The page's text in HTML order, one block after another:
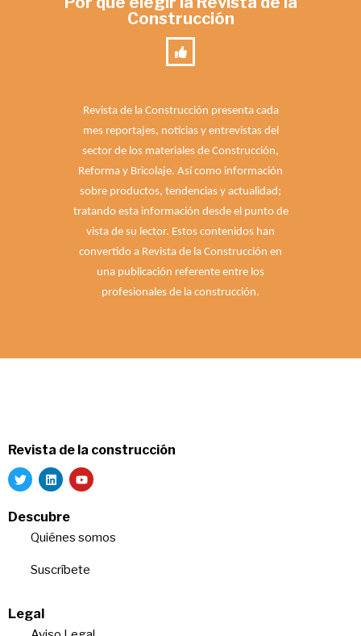
Construcción
Revista de la Construcción presenta cada
mes reportajes, noticias y entrevistas del
sector de los materiales de Construcción,
Reforma y Bricolaje. Así como información
sobre productos, tendencias y actualidad;
tratando esta información desde el punto de
vista de su lector. Estos contenidos han
convertido a Revista de la Construcción en
una publicación referente entre los
profesionales de la construcción.
Revista de la construcción
Descubre
Quiénes somos
Suscríbete
Legal